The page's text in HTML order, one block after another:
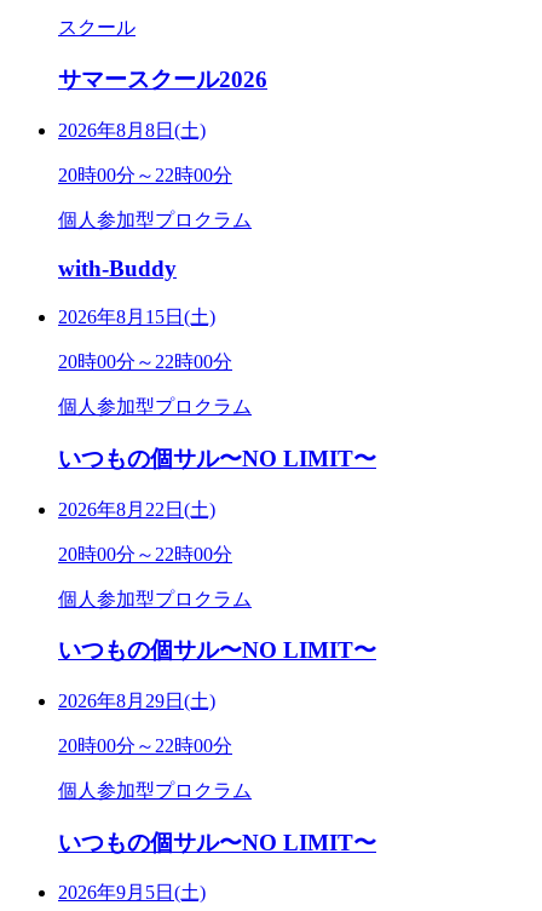
スクール
サマースクール2026
2026年8月8日(土)
20時00分～22時00分
個人参加型プロクラム
with-Buddy
2026年8月15日(土)
20時00分～22時00分
個人参加型プロクラム
いつもの個サル〜NO LIMIT〜
2026年8月22日(土)
20時00分～22時00分
個人参加型プロクラム
いつもの個サル〜NO LIMIT〜
2026年8月29日(土)
20時00分～22時00分
個人参加型プロクラム
いつもの個サル〜NO LIMIT〜
2026年9月5日(土)